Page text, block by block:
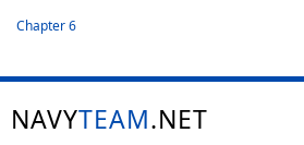
Chapter 6
NAVYTEAM.NET